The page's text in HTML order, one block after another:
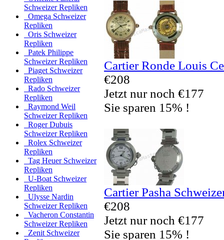
Schweizer Repliken
Omega Schweizer
Repliken
Oris Schweizer
Repliken
Patek Philippe
Schweizer Repliken
Piaget Schweizer
Repliken
Rado Schweizer
Repliken
Raymond Weil
Schweizer Repliken
Roger Dubuis
Schweizer Repliken
Rolex Schweizer
Repliken
Tag Heuer Schweizer
Repliken
U-Boat Schweizer
Repliken
Ulysse Nardin
Schweizer Repliken
Vacheron Constantin
Schweizer Repliken
Zenit Schweizer
Cartier Ronde Louis
€208
Jetzt nur noch €177
Sie sparen 15% !
Cartier Pasha
€208
Jetzt nur noch €177
Sie sparen 15% !